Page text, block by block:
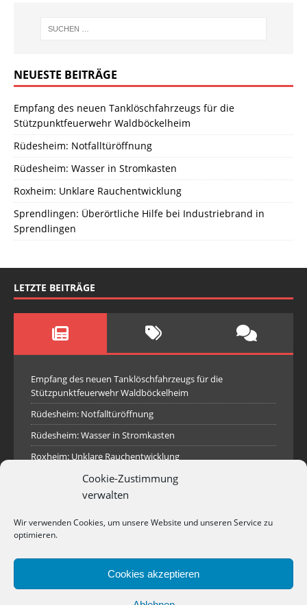
Cookie-Zustimmung
verwalten
Wir verwenden Cookies, um unsere Website und unseren Service zu
optimieren.
Cookies akzeptieren
NEUESTE BEITRÄGE
Empfang des neuen Tanklöschfahrzeugs für die
Stützpunktfeuerwehr Waldböckelheim
Rüdesheim: Notfalltüröffnung
Rüdesheim: Wasser in Stromkasten
Roxheim: Unklare Rauchentwicklung
Sprendlingen: Überörtliche Hilfe bei Industriebrand in
Sprendlingen
LETZTE BEITRÄGE
Empfang des neuen Tanklöschfahrzeugs für die
Stützpunktfeuerwehr Waldböckelheim
Rüdesheim: Notfalltüröffnung
Rüdesheim: Wasser in Stromkasten
Roxheim: Unklare Rauchentwicklung
Sprendlingen: Überörtliche Hilfe bei Industriebrand in
Sprendlingen
Rüdesheim: Aufgerissener Dieseltank
Industriepark Pferdsfeld: Brand eines Holzpolter